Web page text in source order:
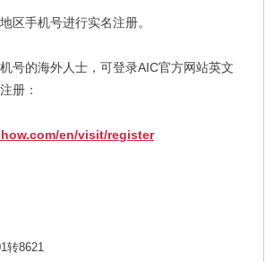
区手机号进行实名注册。
号的海外人士，可登录AIC官方网站英文
册：
en/visit/register
转8621